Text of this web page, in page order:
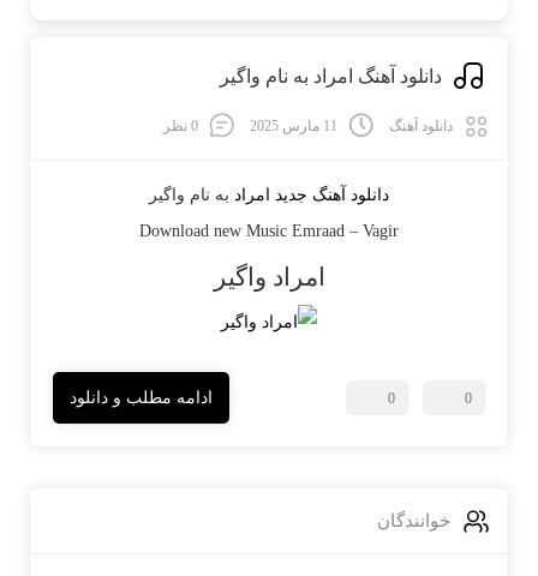
دانلود آهنگ امراد به نام واگیر
دانلود آهنگ 11 مارس 2025 0 نظر
دانلود آهنگ جدید امراد به نام واگیر
Download new Music Emraad – Vagir
امراد واگیر
0
0 ادامه مطلب و دانلود
خوانندگان